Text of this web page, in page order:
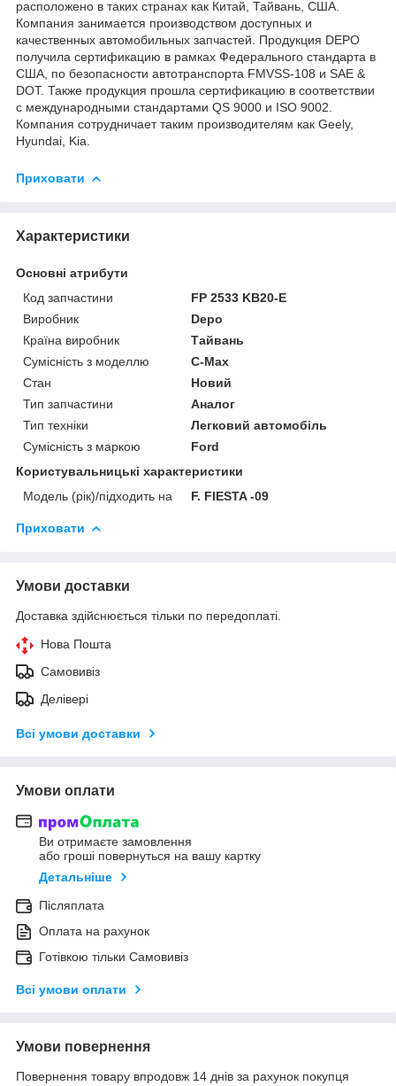
расположено в таких странах как Китай, Тайвань, США.
Компания занимается производством доступных и
качественных автомобильных запчастей. Продукция DEPO
получила сертификацию в рамках Федерального стандарта в
США, по безопасности автотранспорта FMVSS-108 и SAE &
DOT. Также продукция прошла сертификацию в соответствии
с международными стандартами QS 9000 и ISO 9002.
Компания сотрудничает таким производителям как Geely,
Hyundai, Kia.
Приховати
Характеристики
Основні атрибути
Код запчастини
FP 2533 KB20-E
Виробник
Depo
Країна виробник
Тайвань
Сумісність з моделлю
C-Max
Стан
Новий
Тип запчастини
Аналог
Тип техніки
Легковий автомобіль
Сумісність з маркою
Ford
Користувальницькі характеристики
Модель (рік)/підходить на
F. FIESTA -09
Приховати
Умови доставки
Доставка здійснюється тільки по передоплаті.
Нова Пошта
Самовивіз
Делівері
Всі умови доставки
Умови оплати
Ви отримаєте замовлення
або гроші повернуться на вашу картку
Детальніше
Післяплата
Оплата на рахунок
Готівкою тільки Самовивіз
Всі умови оплати
Умови повернення
Повернення товару впродовж 14 днів за рахунок покупця